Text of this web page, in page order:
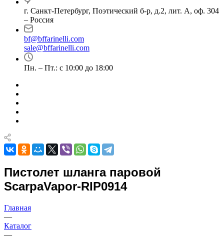
г. Санкт-Петербург, Поэтический б-р, д.2, лит. А, оф. 304
– Россия
bf@bffarinelli.com
sale@bffarinelli.com
Пн. – Пт.: с 10:00 до 18:00
Пистолет шланга паровой
ScarpaVapor-RIP0914
Главная
—
Каталог
—